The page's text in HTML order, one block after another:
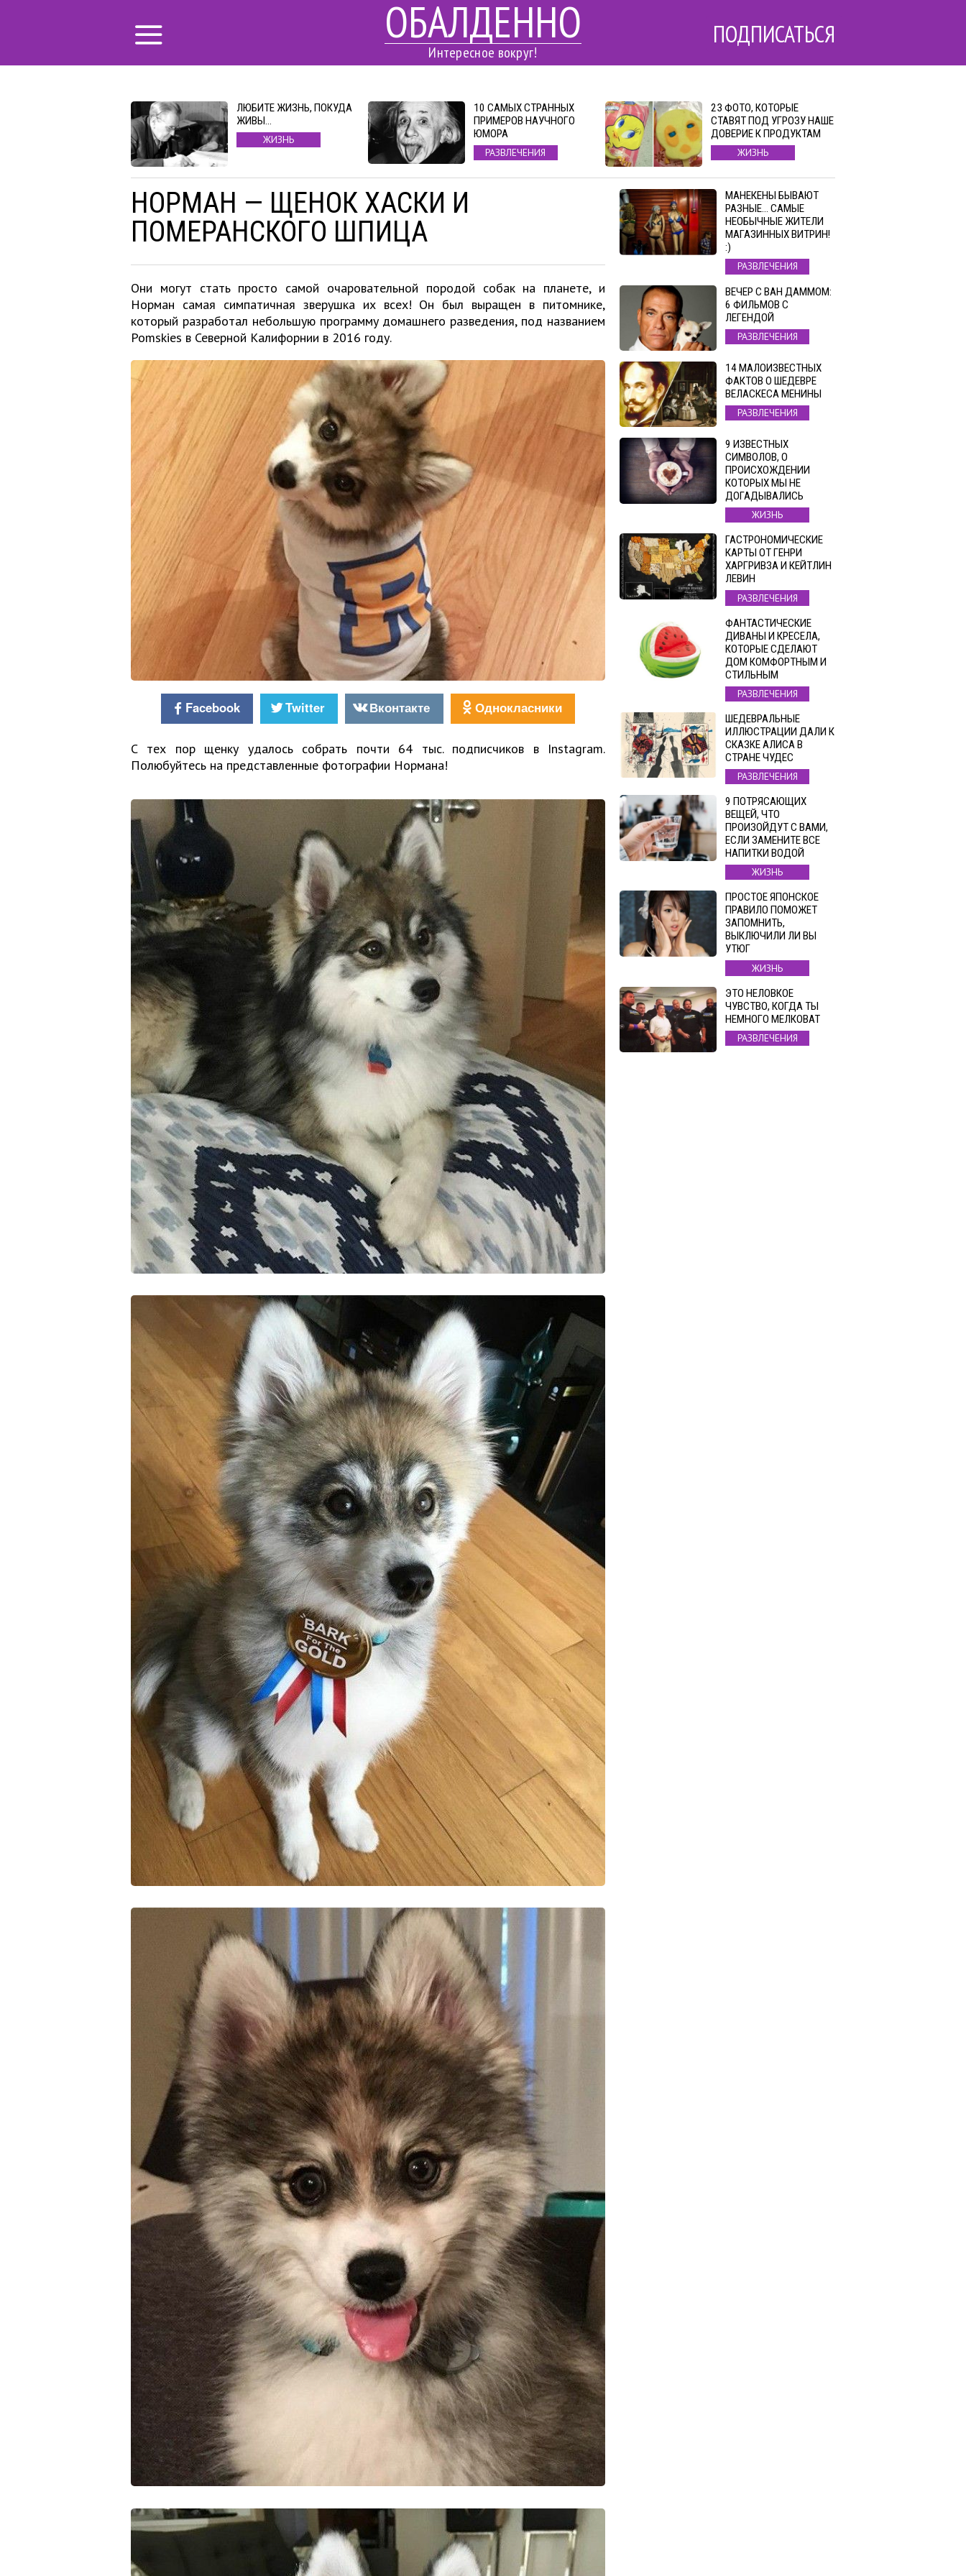
ОБАЛДЕННО
Интересное вокруг!
ПОДПИСАТЬСЯ
ЛЮБИТЕ ЖИЗНЬ, ПОКУДА
ЖИВЫ…
ЖИЗНЬ
10 САМЫХ СТРАННЫХ
ПРИМЕРОВ НАУЧНОГО
ЮМОРА
РАЗВЛЕЧЕНИЯ
23 ФОТО, КОТОРЫЕ
СТАВЯТ ПОД УГРОЗУ НАШЕ
ДОВЕРИЕ К ПРОДУКТАМ
ЖИЗНЬ
НОРМАН — ЩЕНОК ХАСКИ И
ПОМЕРАНСКОГО ШПИЦА
Они могут стать просто самой очаровательной породой собак на планете, и
Норман самая симпатичная зверушка их всех! Он был выращен в питомнике,
который разработал небольшую программу домашнего разведения, под названием
Pomskies в Северной Калифорнии в 2016 году.
Facebook Twitter Вконтакте Однокласники
С тех пор щенку удалось собрать почти 64 тыс. подписчиков в Instagram.
Полюбуйтесь на представленные фотографии Нормана!
МАНЕКЕНЫ БЫВАЮТ
РАЗНЫЕ… САМЫЕ
НЕОБЫЧНЫЕ ЖИТЕЛИ
МАГАЗИННЫХ ВИТРИН!
:)
РАЗВЛЕЧЕНИЯ
ВЕЧЕР С ВАН ДАММОМ:
6 ФИЛЬМОВ С
ЛЕГЕНДОЙ
РАЗВЛЕЧЕНИЯ
14 МАЛОИЗВЕСТНЫХ
ФАКТОВ О ШЕДЕВРЕ
ВЕЛАСКЕСА МЕНИНЫ
РАЗВЛЕЧЕНИЯ
9 ИЗВЕСТНЫХ
СИМВОЛОВ, О
ПРОИСХОЖДЕНИИ
КОТОРЫХ МЫ НЕ
ДОГАДЫВАЛИСЬ
ЖИЗНЬ
ГАСТРОНОМИЧЕСКИЕ
КАРТЫ ОТ ГЕНРИ
ХАРГРИВЗА И КЕЙТЛИН
ЛЕВИН
РАЗВЛЕЧЕНИЯ
ФАНТАСТИЧЕСКИЕ
ДИВАНЫ И КРЕСЕЛА,
КОТОРЫЕ СДЕЛАЮТ
ДОМ КОМФОРТНЫМ И
СТИЛЬНЫМ
РАЗВЛЕЧЕНИЯ
ШЕДЕВРАЛЬНЫЕ
ИЛЛЮСТРАЦИИ ДАЛИ К
СКАЗКЕ АЛИСА В
СТРАНЕ ЧУДЕС
РАЗВЛЕЧЕНИЯ
9 ПОТРЯСАЮЩИХ
ВЕЩЕЙ, ЧТО
ПРОИЗОЙДУТ С ВАМИ,
ЕСЛИ ЗАМЕНИТЕ ВСЕ
НАПИТКИ ВОДОЙ
ЖИЗНЬ
ПРОСТОЕ ЯПОНСКОЕ
ПРАВИЛО ПОМОЖЕТ
ЗАПОМНИТЬ,
ВЫКЛЮЧИЛИ ЛИ ВЫ
УТЮГ
ЖИЗНЬ
ЭТО НЕЛОВКОЕ
ЧУВСТВО, КОГДА ТЫ
НЕМНОГО МЕЛКОВАТ
РАЗВЛЕЧЕНИЯ